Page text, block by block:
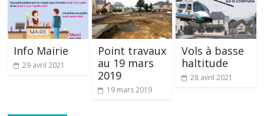
Info Mairie
29 avril 2021
Point travaux
au 19 mars
2019
19 mars 2019
Vols à basse
haltitude
28 avril 2021